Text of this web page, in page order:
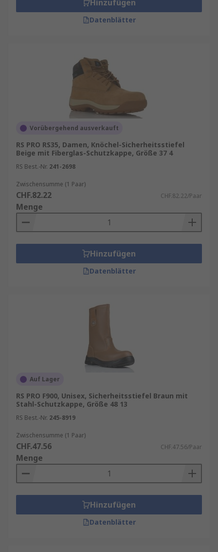
Hinzufügen
Datenblätter
Vorübergehend ausverkauft
RS PRO RS35, Damen, Knöchel-Sicherheitsstiefel
Beige mit Fiberglas-Schutzkappe, Größe 37 4
RS Best.-Nr. 241-2698
Zwischensumme (1 Paar)
CHF.82.22 CHF.82.22/Paar
Menge
Hinzufügen
Datenblätter
Auf Lager
RS PRO F900, Unisex, Sicherheitsstiefel Braun mit
Stahl-Schutzkappe, Größe 48 13
RS Best.-Nr. 245-8919
Zwischensumme (1 Paar)
CHF.47.56 CHF.47.56/Paar
Menge
Hinzufügen
Datenblätter